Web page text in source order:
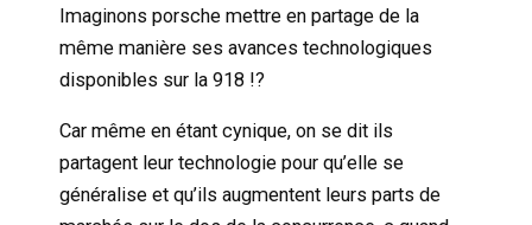
Imaginons porsche mettre en partage de la
même manière ses avances technologiques
disponibles sur la 918 !?
Car même en étant cynique, on se dit ils
partagent leur technologie pour qu’elle se
généralise et qu’ils augmentent leurs parts de